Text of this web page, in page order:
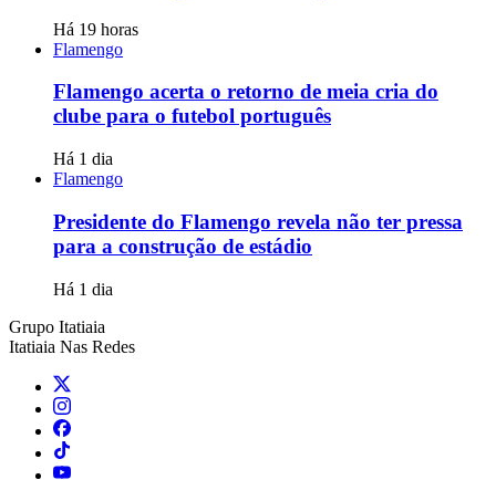
Há 19 horas
Flamengo
Flamengo acerta o retorno de meia cria do
clube para o futebol português
Há 1 dia
Flamengo
Presidente do Flamengo revela não ter pressa
para a construção de estádio
Há 1 dia
Grupo Itatiaia
Itatiaia Nas Redes